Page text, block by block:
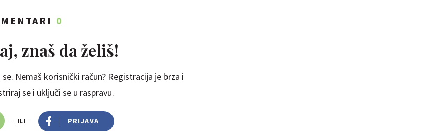
0
znaš da želiš!
Nemaš korisnički račun? Registracija je brza i
se i uključi se u raspravu.
ILI PRIJAVA